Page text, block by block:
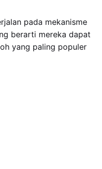
pada mekanisme
berarti mereka dapat
yang paling populer